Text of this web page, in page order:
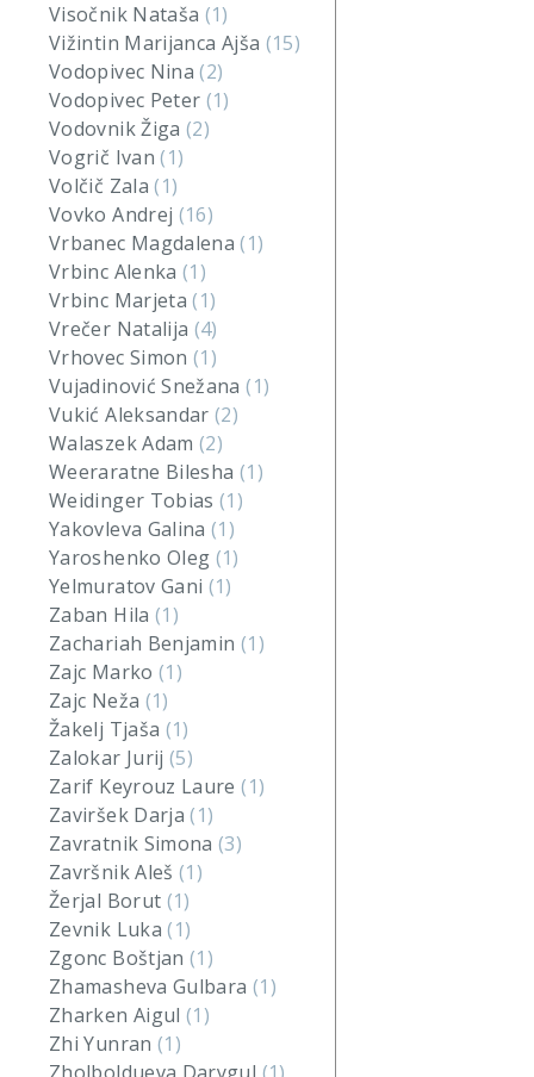
Visočnik Nataša (1)
Vižintin Marijanca Ajša (15)
Vodopivec Nina(2)
Vodopivec Peter (1)
Vodovnik Žiga(2)
Vogrič Ivan(1)
Volčič Zala(1)
Vovko Andrej (16)
Vrbanec Magdalena(1)
Vrbinc Alenka(1)
Vrbinc Marjeta(1)
Vrečer Natalija (4)
Vrhovec Simon(1)
Vujadinović Snežana(1)
Vukić Aleksandar(2)
Walaszek Adam(2)
Weeraratne Bilesha (1)
Weidinger Tobias(1)
Yakovleva Galina(1)
Yaroshenko Oleg (1)
Yelmuratov Gani (1)
Zaban Hila (1)
Zachariah Benjamin (1)
Zajc Marko (1)
Zajc Neža (1)
Žakelj Tjaša (1)
Zalokar Jurij(5)
Zarif Keyrouz Laure(1)
Zaviršek Darja(1)
Zavratnik Simona(3)
Završnik Aleš(1)
Žerjal Borut (1)
Zevnik Luka(1)
Zgonc Boštjan(1)
Zhamasheva Gulbara (1)
Zharken Aigul(1)
Zhi Yunran (1)